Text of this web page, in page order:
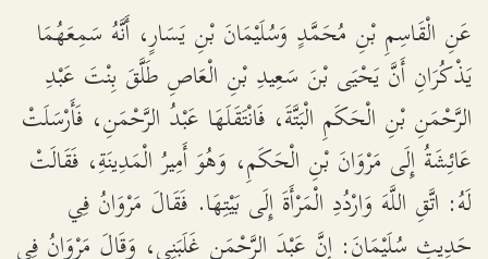
عَنِ الْقَاسِمِ بْنِ مُحَمَّدٍ وَسُلَيْمَانَ بْنِ يَسَارٍ، أَنَّهُ سَمِعَهُمَا
يَذْكُرَانِ أَنَّ يَحْيَى بْنَ سَعِيدِ بْنِ الْعَاصِ طَلَّقَ بِنْتَ عَبْدِ
الرَّحْمَنِ بْنِ الْحَكَمِ الْبَتَّةَ، فَانْتَقَلَهَا عَبْدُ الرَّحْمَنِ، فَأَرْسَلَتْ
عَائِشَةُ إِلَى مَرْوَانَ بْنِ الْحَكَمِ، وَهُوَ أَمِيرُ الْمَدِينَةِ، فَقَالَتْ
لَهُ: اتَّقِ اللَّهَ وَارْدُدِ الْمَرْأَةَ إِلَى بَيْتِهَا. فَقَالَ مَرْوَانُ فِي
حَدِيثِ سُلَيْمَانَ: إِنَّ عَبْدَ الرَّحْمَنِ غَلَبَنِي، وَقَالَ مَرْوَانُ فِي